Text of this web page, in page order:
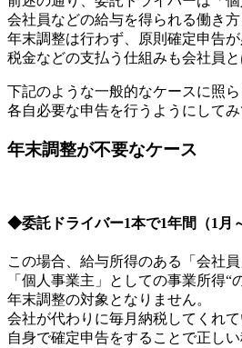
会社員などの給与を得られる働き方
年末調整は行わず、原則確定申告が
税金などの支払う仕組みも会社員と
下記のような一般的なケースに照ら
各自必要な申告を行うようにしてみ
年末調整が不要なケース
◆委託ドライバー1本で1年間（1月
この場合、給与所得のある「会社員
「個人事業主」としての事業所得“
年末調整の対象となりません。
会社が代わりに毎月納税してくれて
自身で確定申告をすることで正し